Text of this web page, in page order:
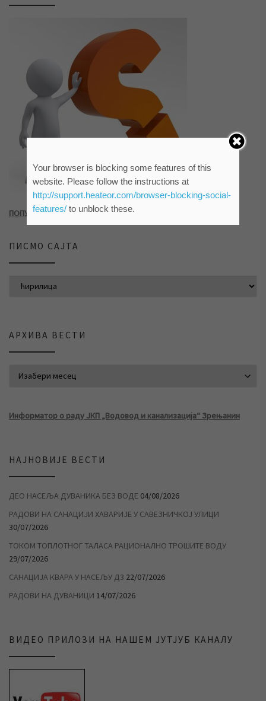
ПОПУНИТЕ УПИТНИК КЛИКОМ НА СЛИКУ ИЛИ ОВАЈ ЛИНК
ПИСМО САЈТА
АРХИВА ВЕСТИ
Информатор о раду ЈКП „Водовод и канализација“ Зрењанин
НАЈНОВИЈЕ ВЕСТИ
ДЕО НАСЕЉА ДУВАНИКА БЕЗ ВОДЕ 04/08/2026
РАДОВИ НА САНАЦИЈИ ХАВАРИЈЕ У САВЕЗНИЧКОЈ УЛИЦИ
30/07/2026
ТОКОМ ТОПЛОТНОГ ТАЛАСА РАЦИОНАЛНО ТРОШИТЕ ВОДУ
29/07/2026
САНАЦИЈА КВАРА У НАСЕЉУ Д3 22/07/2026
РАДОВИ НА ДУВАНИЦИ 14/07/2026
ВИДЕО ПРИЛОЗИ НА НАШЕМ ЈУТЈУБ КАНАЛУ
Your browser is blocking some features of this
website. Please follow the instructions at
http://support.heateor.com/browser-blocking-social-
features/to unblock these.